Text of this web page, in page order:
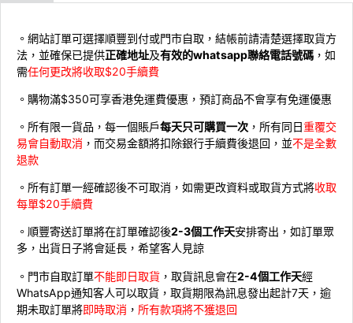
。網站訂單可選擇順豐到付或門市自取，結帳前請清楚選擇取貨方
法，並確保已提供正確地址及有效的whatsapp聯絡電話號碼 ，如
需任何更改將收取$20手續費
。購物滿$350可享香港免運費優惠，預訂商品不會享有免運優惠
。所有限一貨品，每一個賬戶每天只可購買一次 ，所有同日重覆交
易會自動取消 ，而交易金額將扣除銀行手續費後退回，並不是全數
退款
。所有訂單一經確認後不可取消，如需更改資料或取貨方式將收取
每單$20手續費
。順豐寄送訂單將在訂單確認後2-3個工作天安排寄出，如訂單眾
多，出貨日子將會延長，希望客人見諒
。門市自取訂單不能即日取貨 ，取貨訊息會在2-4個工作天經
WhatsApp通知客人可以取貨，取貨期限為訊息發出起計7天，逾
期未取訂單將即時取消 ， 所有款項將不獲退回